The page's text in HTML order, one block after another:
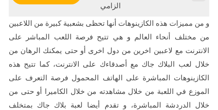
الزامي
و من مميزات هذه الكازينوهات أنها تحظى بشعبية كبيرة من اللاعبين
من مختلف أنحاء العالم و هي تتيح فرصة اللعب المباشر على
الانترنت مع لاعبين اخرين من دول اخرى أو حتى يمكنك الرهان من
خلال لعب البلاك جاك مع أصدقاءك على الانترنت، كما تتيح هذه
الكازينوهات المباشرة على الهاتف المحمول فرصة التعرف على
الموزع في اللعبة من خلال مشاهدته من خلال الكاميرا أو حتى من
خلال الدردشة المباشرة، و تقدم أيضا لعبة بلاك جاك بمتخلف